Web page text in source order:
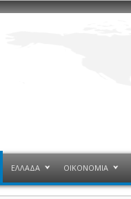
ΕΛΛΑΔΑ ΟΙΚΟΝΟΜΙΑ